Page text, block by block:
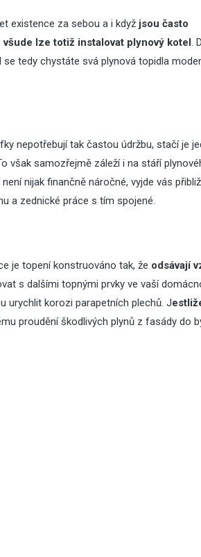
existence za sebou a i když jsou často
všude lze totiž instalovat plynový kotel .
tedy chystáte svá plynová topidla
nepotřebují tak častou údržbu, stačí je
však samozřejmě záleží i na stáří
není nijak finančně náročné, vyjde vás
a zednické práce s tím spojené.
je topení konstruováno tak, že odsávají
s dalšími topnými prvky ve vaší
urychlit korozi parapetních plechů. J
proudění škodlivých plynů z fasády do